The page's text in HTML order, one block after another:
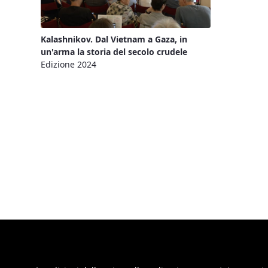
Kalashnikov. Dal Vietnam a Gaza, in
un'arma la storia del secolo crudele
Edizione 2024